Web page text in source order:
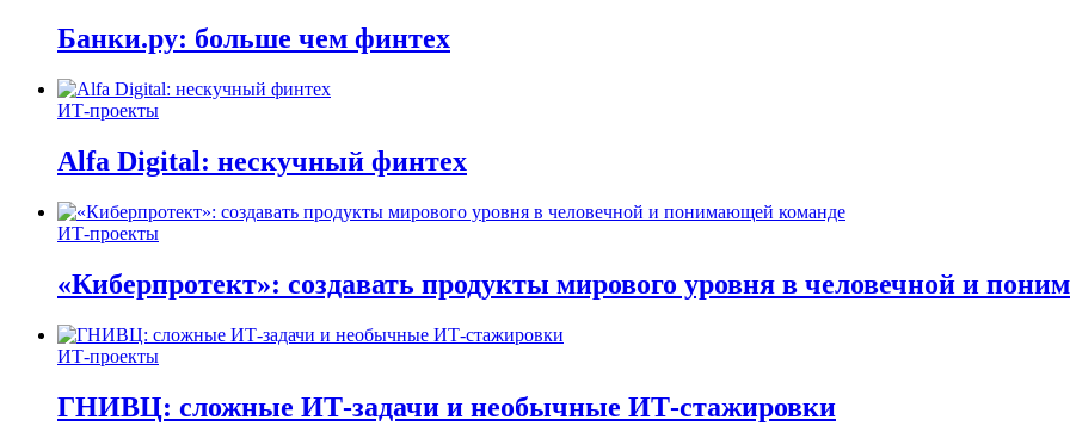
Банки.ру: больше чем финтех
ИТ-проекты
Alfa Digital: нескучный финтех
ИТ-проекты
«Киберпротект»: создавать продукты мирового уровня в человечной и
ИТ-проекты
ГНИВЦ: сложные ИТ‑задачи и необычные ИТ‑стажировки